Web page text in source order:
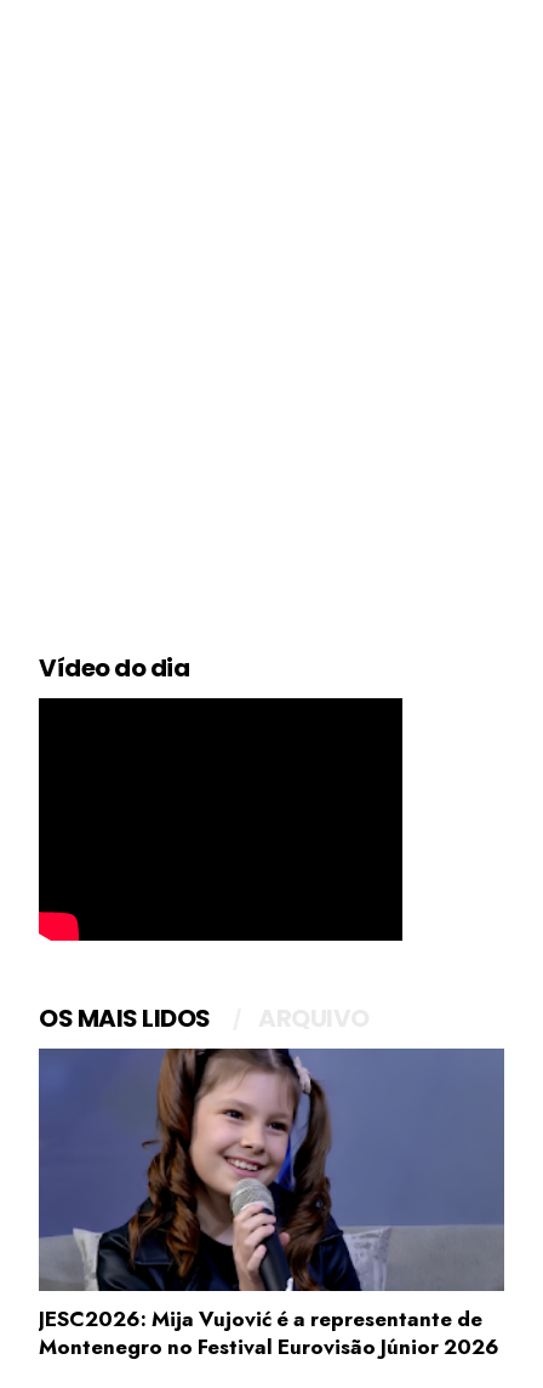
Vídeo do dia
OS MAIS LIDOS
JESC2026: Mija Vujović é a representante de
Montenegro no Festival Eurovisão Júnior 2026